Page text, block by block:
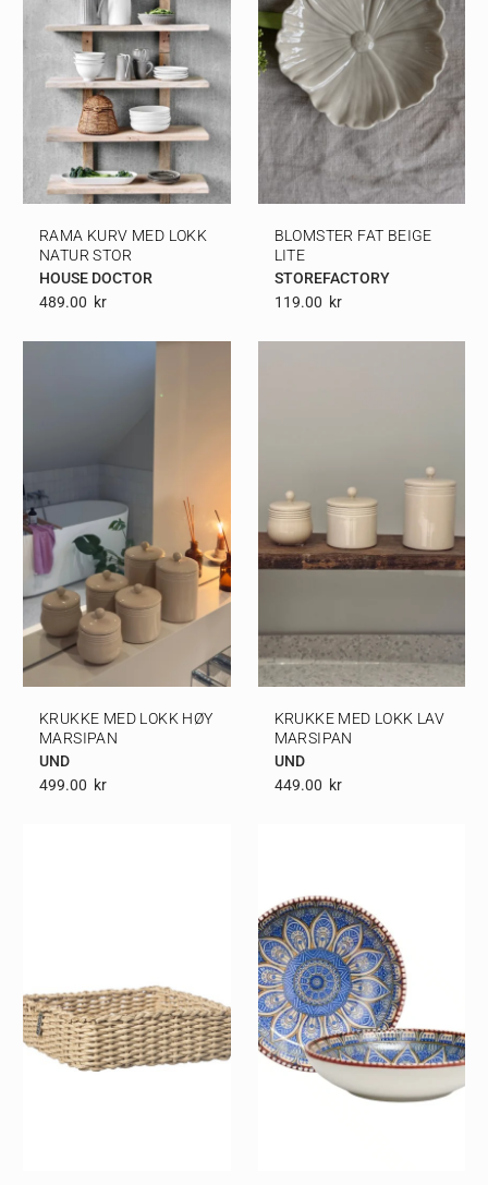
RAMA KURV MED LOKK
NATUR STOR
HOUSE DOCTOR
489.00 Kr
BLOMSTER FAT BEIGE
LITE
STOREFACTORY
119.00 Kr
KRUKKE MED LOKK HØY
MARSIPAN
UND
499.00 Kr
KRUKKE MED LOKK LAV
MARSIPAN
UND
449.00 Kr